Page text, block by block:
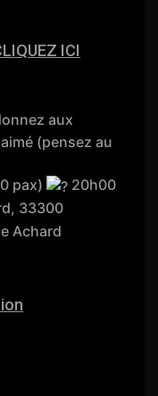
ICI
aux
(pensez au
pax)
20h00
33300
Achard